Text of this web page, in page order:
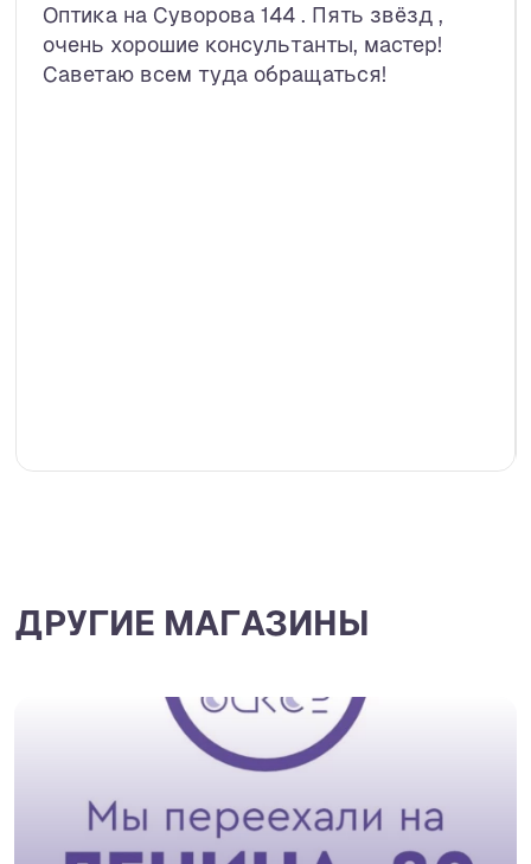
Оптика на Суворова 144 . Пять звёзд ,
очень хорошие консультанты, мастер!
Саветаю всем туда обращаться!
ДРУГИЕ МАГАЗИНЫ